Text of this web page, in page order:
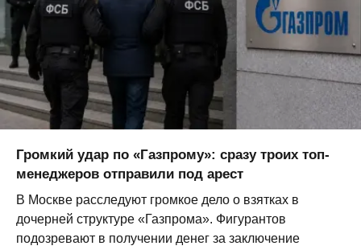
Громкий удар по «Газпрому»: сразу троих топ-
менеджеров отправили под арест
В Москве расследуют громкое дело о взятках в
дочерней структуре «Газпрома». Фигурантов
подозревают в получении денег за заключение